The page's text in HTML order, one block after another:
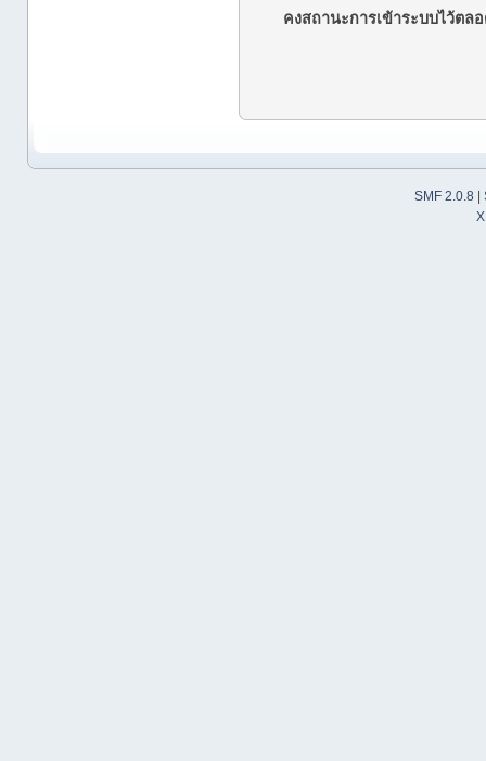
คงสถานะการเข้าระบบไว้ตล
SMF 2.0.8